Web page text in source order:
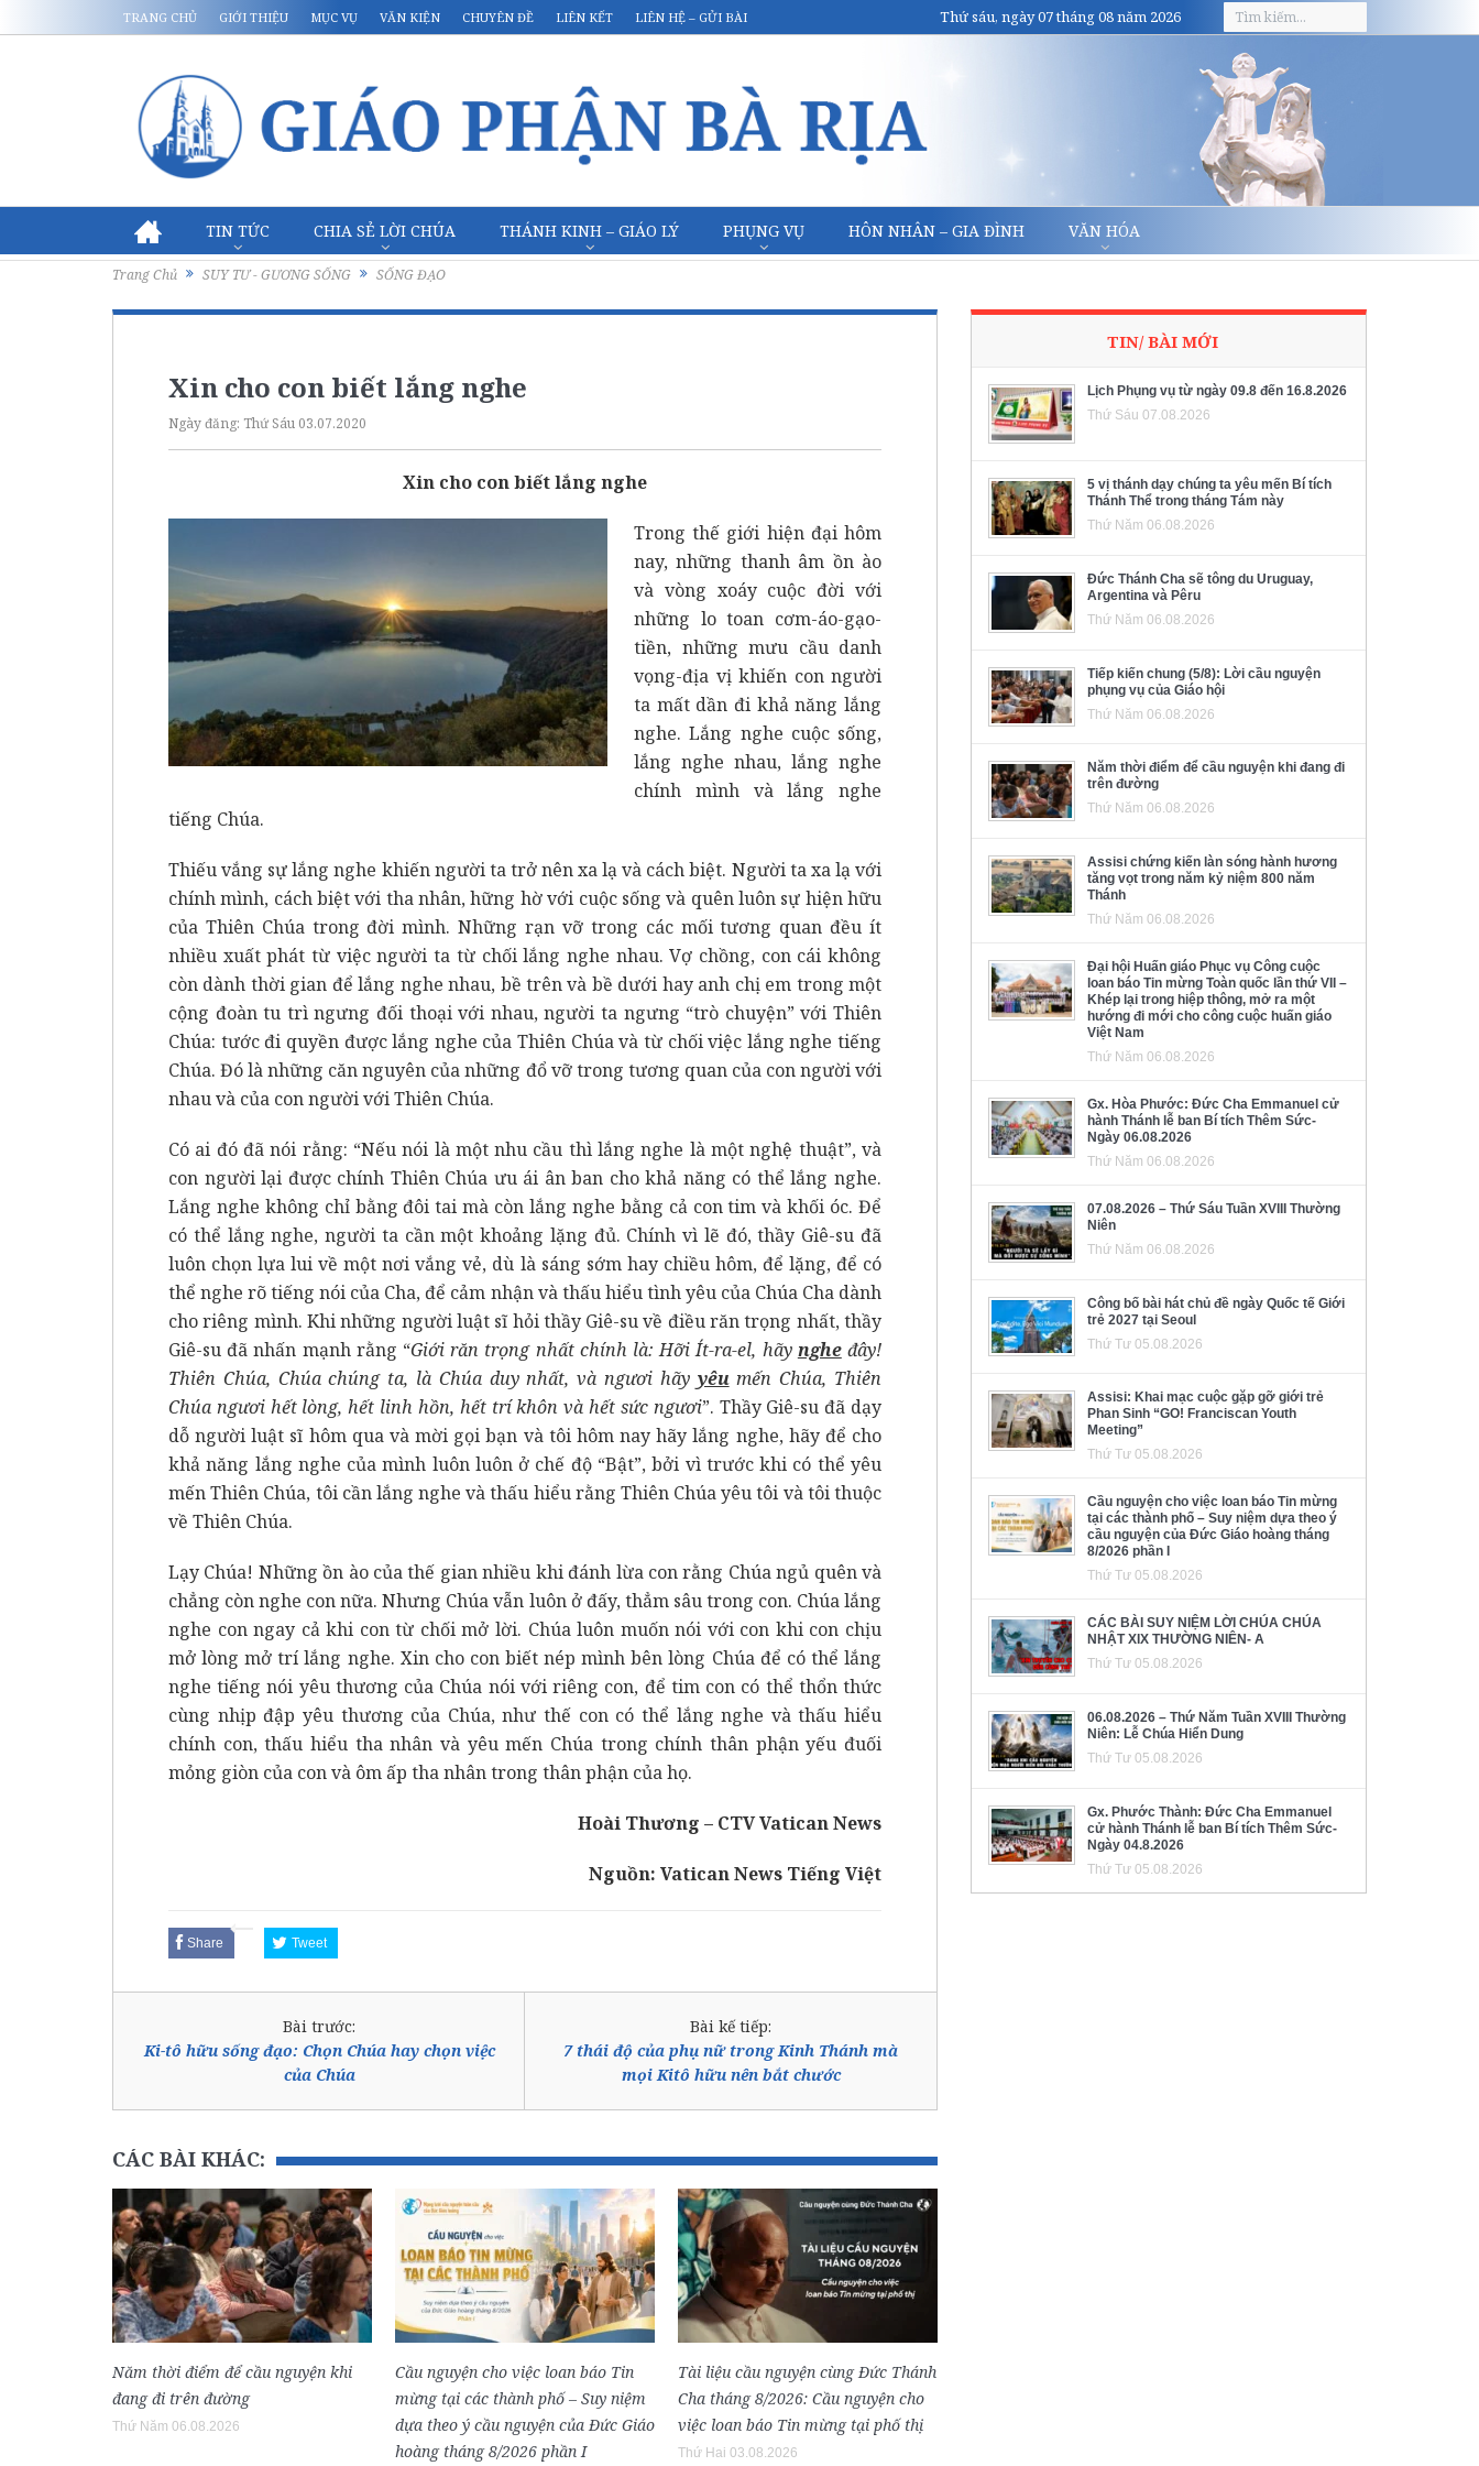
TRANG CHỦ GIỚI THIỆU MỤC VỤ VĂN KIỆN CHUYÊN ĐỀ LIÊN KẾT LIÊN HỆ – GỬI BÀI Thứ sáu, ngày 07 tháng 08 năm 2026
TIN TỨC CHIA SẺ LỜI CHÚA THÁNH KINH – GIÁO LÝ PHỤNG VỤ HÔN NHÂN – GIA ĐÌNH VĂN HÓA
Trang Chủ SUY TƯ - GƯƠNG SỐNG SỐNG ĐẠO
Xin cho con biết lắng nghe
Ngày đăng: Thứ Sáu 03.07.2020
Xin cho con biết lắng nghe
Trong thế giới hiện đại hôm
nay, những thanh âm ồn ào
và vòng xoáy cuộc đời với
những lo toan cơm-áo-gạo-
tiền, những mưu cầu danh
vọng-địa vị khiến con người
ta mất dần đi khả năng lắng
nghe. Lắng nghe cuộc sống,
lắng nghe nhau, lắng nghe
chính mình và lắng nghe
tiếng Chúa.
Thiếu vắng sự lắng nghe khiến người ta trở nên xa lạ và cách biệt. Người ta xa lạ với
chính mình, cách biệt với tha nhân, hững hờ với cuộc sống và quên luôn sự hiện hữu
của Thiên Chúa trong đời mình. Những rạn vỡ trong các mối tương quan đều ít
nhiều xuất phát từ việc người ta từ chối lắng nghe nhau. Vợ chồng, con cái không
còn dành thời gian để lắng nghe nhau, bề trên và bề dưới hay anh chị em trong một
cộng đoàn tu trì ngưng đối thoại với nhau, người ta ngưng “trò chuyện” với Thiên
Chúa: tước đi quyền được lắng nghe của Thiên Chúa và từ chối việc lắng nghe tiếng
Chúa. Đó là những căn nguyên của những đổ vỡ trong tương quan của con người với
nhau và của con người với Thiên Chúa.
Có ai đó đã nói rằng: “Nếu nói là một nhu cầu thì lắng nghe là một nghệ thuật”, và
con người lại được chính Thiên Chúa ưu ái ân ban cho khả năng có thể lắng nghe.
Lắng nghe không chỉ bằng đôi tai mà còn lắng nghe bằng cả con tim và khối óc. Để
có thể lắng nghe, người ta cần một khoảng lặng đủ. Chính vì lẽ đó, thầy Giê-su đã
luôn chọn lựa lui về một nơi vắng vẻ, dù là sáng sớm hay chiều hôm, để lặng, để có
thể nghe rõ tiếng nói của Cha, để cảm nhận và thấu hiểu tình yêu của Chúa Cha dành
cho riêng mình. Khi những người luật sĩ hỏi thầy Giê-su về điều răn trọng nhất, thầy
Giê-su đã nhấn mạnh rằng “Giới răn trọng nhất chính là: Hỡi Ít-ra-el, hãy ngheđây!
Thiên Chúa, Chúa chúng ta, là Chúa duy nhất, và ngươi hãy yêumến Chúa, Thiên
Chúa ngươi hết lòng, hết linh hồn, hết trí khôn và hết sức ngươi”. Thầy Giê-su đã dạy
dỗ người luật sĩ hôm qua và mời gọi bạn và tôi hôm nay hãy lắng nghe, hãy để cho
khả năng lắng nghe của mình luôn luôn ở chế độ “Bật”, bởi vì trước khi có thể yêu
mến Thiên Chúa, tôi cần lắng nghe và thấu hiểu rằng Thiên Chúa yêu tôi và tôi thuộc
về Thiên Chúa.
Lạy Chúa! Những ồn ào của thế gian nhiều khi đánh lừa con rằng Chúa ngủ quên và
chẳng còn nghe con nữa. Nhưng Chúa vẫn luôn ở đấy, thẳm sâu trong con. Chúa lắng
nghe con ngay cả khi con từ chối mở lời. Chúa luôn muốn nói với con khi con chịu
mở lòng mở trí lắng nghe. Xin cho con biết nép mình bên lòng Chúa để có thể lắng
nghe tiếng nói yêu thương của Chúa nói với riêng con, để tim con có thể thổn thức
cùng nhịp đập yêu thương của Chúa, như thế con có thể lắng nghe và thấu hiểu
chính con, thấu hiểu tha nhân và yêu mến Chúa trong chính thân phận yếu đuối
mỏng giòn của con và ôm ấp tha nhân trong thân phận của họ.
Hoài Thương – CTV Vatican News
Nguồn: Vatican News Tiếng Việt
Share Tweet
Bài trước:
Ki-tô hữu sống đạo: Chọn Chúa hay chọn việc
của Chúa
Bài kế tiếp:
7 thái độ của phụ nữ trong Kinh Thánh mà
mọi Kitô hữu nên bắt chước
CÁC BÀI KHÁC:
Năm thời điểm để cầu nguyện khi
đang đi trên đường
Thứ Năm 06.08.2026
Cầu nguyện cho việc loan báo Tin
mừng tại các thành phố – Suy niệm
dựa theo ý cầu nguyện của Đức Giáo
hoàng tháng 8/2026 phần I
Tài liệu cầu nguyện cùng Đức Thánh
Cha tháng 8/2026: Cầu nguyện cho
việc loan báo Tin mừng tại phố thị
Thứ Hai 03.08.2026
TIN/ BÀI MỚI
Lịch Phụng vụ từ ngày 09.8 đến 16.8.2026
Thứ Sáu 07.08.2026
5 vị thánh dạy chúng ta yêu mến Bí tích
Thánh Thể trong tháng Tám này
Thứ Năm 06.08.2026
Đức Thánh Cha sẽ tông du Uruguay,
Argentina và Pêru
Thứ Năm 06.08.2026
Tiếp kiến chung (5/8): Lời cầu nguyện
phụng vụ của Giáo hội
Thứ Năm 06.08.2026
Năm thời điểm để cầu nguyện khi đang đi
trên đường
Thứ Năm 06.08.2026
Assisi chứng kiến làn sóng hành hương
tăng vọt trong năm kỷ niệm 800 năm
Thánh
Thứ Năm 06.08.2026
Đại hội Huấn giáo Phục vụ Công cuộc
loan báo Tin mừng Toàn quốc lần thứ VII –
Khép lại trong hiệp thông, mở ra một
hướng đi mới cho công cuộc huấn giáo
Việt Nam
Thứ Năm 06.08.2026
Gx. Hòa Phước: Đức Cha Emmanuel cử
hành Thánh lễ ban Bí tích Thêm Sức-
Ngày 06.08.2026
Thứ Năm 06.08.2026
07.08.2026 – Thứ Sáu Tuần XVIII Thường
Niên
Thứ Năm 06.08.2026
Công bố bài hát chủ đề ngày Quốc tế Giới
trẻ 2027 tại Seoul
Thứ Tư 05.08.2026
Assisi: Khai mạc cuộc gặp gỡ giới trẻ
Phan Sinh “GO! Franciscan Youth
Meeting”
Thứ Tư 05.08.2026
Cầu nguyện cho việc loan báo Tin mừng
tại các thành phố – Suy niệm dựa theo ý
cầu nguyện của Đức Giáo hoàng tháng
8/2026 phần I
Thứ Tư 05.08.2026
CÁC BÀI SUY NIỆM LỜI CHÚA CHÚA
NHẬT XIX THƯỜNG NIÊN- A
Thứ Tư 05.08.2026
06.08.2026 – Thứ Năm Tuần XVIII Thường
Niên: Lễ Chúa Hiển Dung
Thứ Tư 05.08.2026
Gx. Phước Thành: Đức Cha Emmanuel
cử hành Thánh lễ ban Bí tích Thêm Sức-
Ngày 04.8.2026
Thứ Tư 05.08.2026